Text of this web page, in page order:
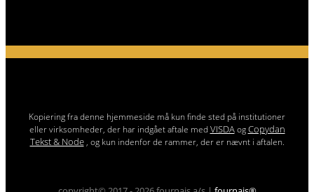
Kopiering fra denne hjemmeside må kun finde sted på institutioner
eller virksomheder, der har indgået aftale med VISDAogCopydan
Tekst & Node, og kun indenfor de rammer, der er nævnt i aftalen.